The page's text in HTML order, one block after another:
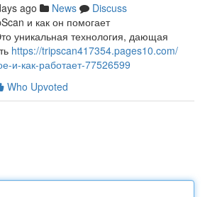
ago News
Discuss
и как он помогает
уникальная технология, дающая
https://tripscan417354.pages10.com/
и-как-работает-77526599
Who Upvoted